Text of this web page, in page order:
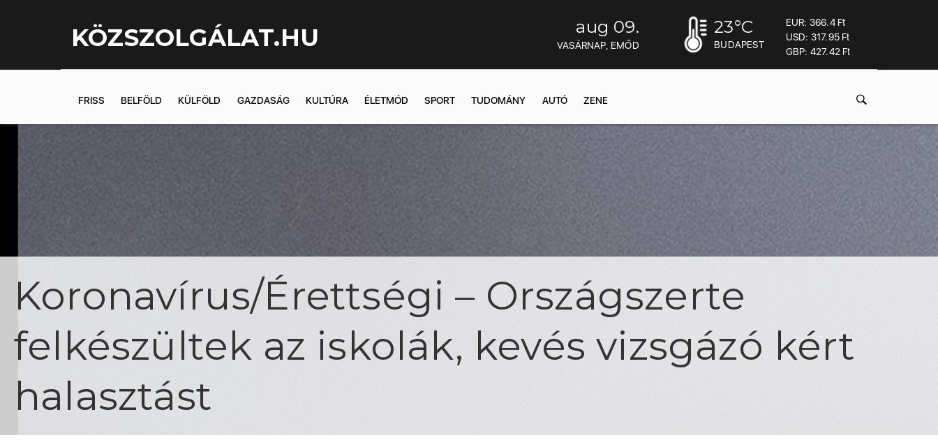
KÖZSZOLGÁLAT.HU aug 09.
VASÁRNAP, EMŐD
23°C
BUDAPEST
EUR: 366.4 Ft
USD: 317.95 Ft
GBP: 427.42 Ft
FRISS BELFÖLD KÜLFÖLD GAZDASÁG KULTÚRA ÉLETMÓD SPORT TUDOMÁNY AUTÓ ZENE
Koronavírus/Érettségi – Országszerte
felkészültek az iskolák, kevés vizsgázó kért
halasztást